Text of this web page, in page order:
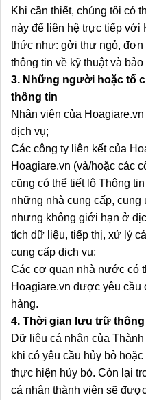
Khi cần thiết, chúng tôi có
này để liên hệ trực tiếp với
thức như: gởi thư ngỏ, đơn
thông tin về kỹ thuật và
3. Những người hoặc tổ
thông tin
Nhân viên của
dịch vụ;
Các công ty liên kết của
Hoagiare.vn (và/hoặc các
cũng có thể tiết lộ Thông
những nhà cung cấp,
nhưng không giới hạn ở
tích dữ liệu, tiếp thị, xử lý
cung cấp dịch vụ;
Các cơ quan nhà nước có
Hoagiare.vn được yêu cầu
hàng.
4. Thời gian lưu trữ thông
Dữ liệu cá nhân của
khi có yêu cầu hủy bỏ
thực hiện hủy bỏ. Còn lại
cá nhân thành viên sẽ